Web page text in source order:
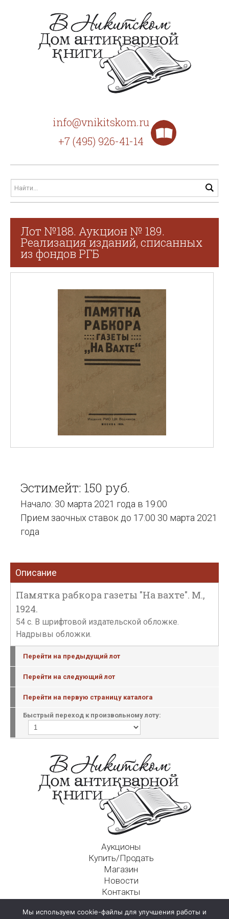
info@vnikitskom.ru
+7 (495) 926-41-14
Лот №188. Аукцион № 189.
Реализация изданий, списанных
из фондов РГБ
Эстимейт: 150 руб.
Начало: 30 марта 2021 года в 19:00
Прием заочных ставок до 17:00 30 марта 2021
года
Описание
Памятка рабкора газеты "На вахте". М.,
1924.
54 с. В шрифтовой издательской обложке.
Надрывы обложки.
Перейти на предыдущий лот
Перейти на следующий лот
Перейти на первую страницу каталога
Быстрый переход к произвольному лоту:
Аукционы
Купить/Продать
Магазин
Новости
Контакты
125009, г. Москва, Никитский пер., д. 4а, стр. 1
Мы используем cookie-файлы для улучшения работы и